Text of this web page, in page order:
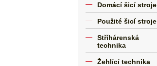
Domácí šicí stroje
Použité šicí stroje
Stříhárenská
technika
Žehlící technika